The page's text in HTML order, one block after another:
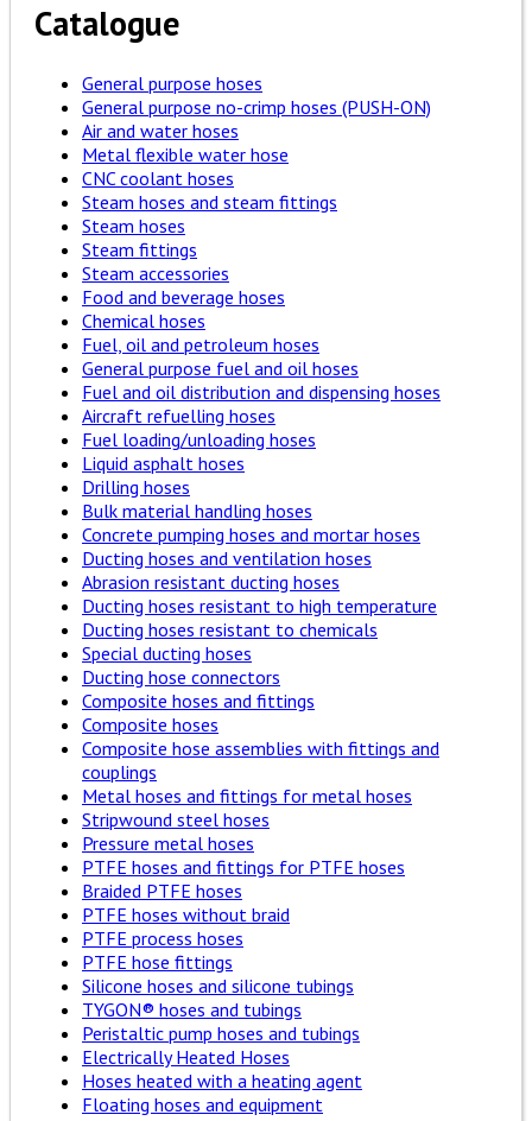
Catalogue
General purpose hoses
General purpose no-crimp hoses (PUSH-ON)
Air and water hoses
Metal flexible water hose
CNC coolant hoses
Steam hoses and steam fittings
Steam hoses
Steam fittings
Steam accessories
Food and beverage hoses
Chemical hoses
Fuel, oil and petroleum hoses
General purpose fuel and oil hoses
Fuel and oil distribution and dispensing hoses
Aircraft refuelling hoses
Fuel loading/unloading hoses
Liquid asphalt hoses
Drilling hoses
Bulk material handling hoses
Concrete pumping hoses and mortar hoses
Ducting hoses and ventilation hoses
Abrasion resistant ducting hoses
Ducting hoses resistant to high temperature
Ducting hoses resistant to chemicals
Special ducting hoses
Ducting hose connectors
Composite hoses and fittings
Composite hoses
Composite hose assemblies with fittings and
couplings
Metal hoses and fittings for metal hoses
Stripwound steel hoses
Pressure metal hoses
PTFE hoses and fittings for PTFE hoses
Braided PTFE hoses
PTFE hoses without braid
PTFE process hoses
PTFE hose fittings
Silicone hoses and silicone tubings
TYGON® hoses and tubings
Peristaltic pump hoses and tubings
Electrically Heated Hoses
Hoses heated with a heating agent
Floating hoses and equipment